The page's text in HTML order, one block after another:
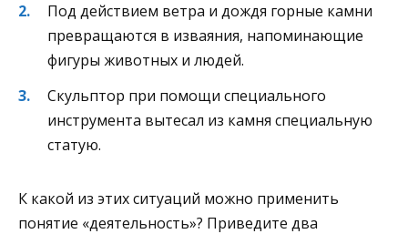
Под действием ветра и дождя горные камни
превращаются в изваяния, напоминающие
фигуры животных и людей.
Скульптор при помощи специального
инструмента вытесал из камня специальную
статую.
К какой из этих ситуаций можно применить
понятие «деятельность»? Приведите два